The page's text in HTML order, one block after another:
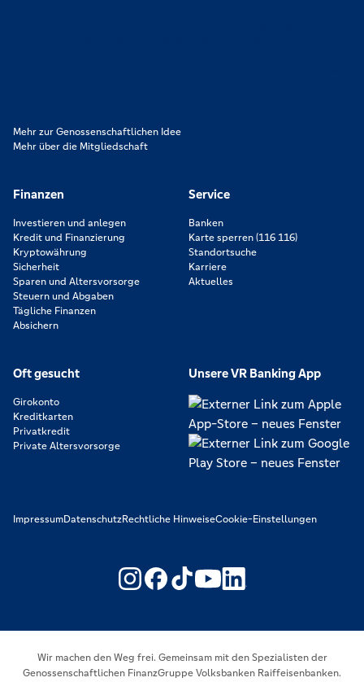
Mehr zur Genossenschaftlichen Idee
Mehr über die Mitgliedschaft
Finanzen
Investieren und anlegen
Kredit und Finanzierung
Kryptowährung
Sicherheit
Sparen und Altersvorsorge
Steuern und Abgaben
Tägliche Finanzen
Absichern
Service
Banken
Karte sperren (116 116)
Standortsuche
Karriere
Aktuelles
Oft gesucht
Girokonto
Kreditkarten
Privatkredit
Private Altersvorsorge
Unsere VR Banking App
ImpressumDatenschutzRechtliche HinweiseCookie-Einstellungen
https://www.youtube.com/
https://
Wir machen den Weg frei. Gemeinsam mit den Spezialisten der
Genossenschaftlichen FinanzGruppe Volksbanken Raiffeisenbanken.